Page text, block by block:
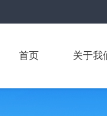
首页 关于我